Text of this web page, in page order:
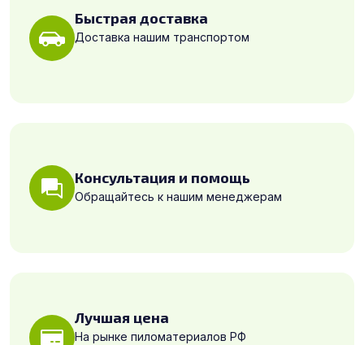
Быстрая доставка
Доставка нашим транспортом
Консультация и помощь
Обращайтесь к нашим менеджерам
Лучшая цена
На рынке пиломатериалов РФ